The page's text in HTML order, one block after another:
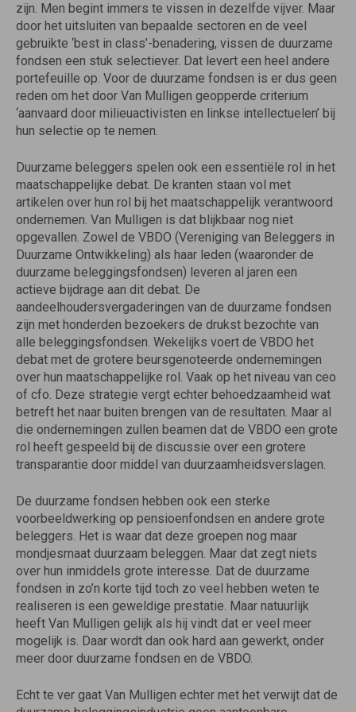
zijn. Men begint immers te vissen in dezelfde vijver. Maar
door het uitsluiten van bepaalde sectoren en de veel
gebruikte ‘best in class’-benadering, vissen de duurzame
fondsen een stuk selectiever. Dat levert een heel andere
portefeuille op. Voor de duurzame fondsen is er dus geen
reden om het door Van Mulligen geopperde criterium
‘aanvaard door milieuactivisten en linkse intellectuelen’ bij
hun selectie op te nemen.
Duurzame beleggers spelen ook een essentiële rol in het
maatschappelijke debat. De kranten staan vol met
artikelen over hun rol bij het maatschappelijk verantwoord
ondernemen. Van Mulligen is dat blijkbaar nog niet
opgevallen. Zowel de VBDO (Vereniging van Beleggers in
Duurzame Ontwikkeling) als haar leden (waaronder de
duurzame beleggingsfondsen) leveren al jaren een
actieve bijdrage aan dit debat. De
aandeelhoudersvergaderingen van de duurzame fondsen
zijn met honderden bezoekers de drukst bezochte van
alle beleggingsfondsen. Wekelijks voert de VBDO het
debat met de grotere beursgenoteerde ondernemingen
over hun maatschappelijke rol. Vaak op het niveau van ceo
of cfo. Deze strategie vergt echter behoedzaamheid wat
betreft het naar buiten brengen van de resultaten. Maar al
die ondernemingen zullen beamen dat de VBDO een grote
rol heeft gespeeld bij de discussie over een grotere
transparantie door middel van duurzaamheidsverslagen.
De duurzame fondsen hebben ook een sterke
voorbeeldwerking op pensioenfondsen en andere grote
beleggers. Het is waar dat deze groepen nog maar
mondjesmaat duurzaam beleggen. Maar dat zegt niets
over hun inmiddels grote interesse. Dat de duurzame
fondsen in zo’n korte tijd toch zo veel hebben weten te
realiseren is een geweldige prestatie. Maar natuurlijk
heeft Van Mulligen gelijk als hij vindt dat er veel meer
mogelijk is. Daar wordt dan ook hard aan gewerkt, onder
meer door duurzame fondsen en de VBDO.
Echt te ver gaat Van Mulligen echter met het verwijt dat de